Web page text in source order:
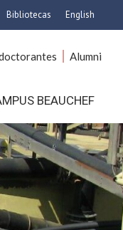
e Imagen
y Negocios
Internacionales
Bibliotecas English
Alumni
BEAUCHEF